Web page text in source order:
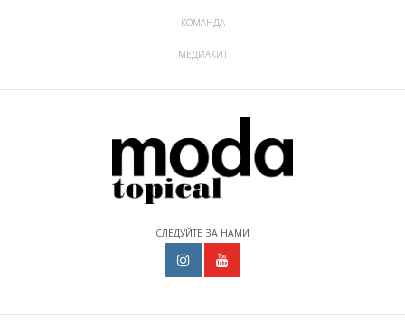
КОМАНДА
МЕДИАКИТ
СЛЕДУЙТЕ ЗА НАМИ